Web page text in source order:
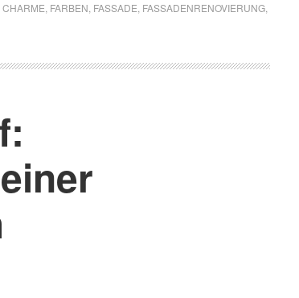
CHARME FARBEN FASSADE FASSADENRENOVIERUNG